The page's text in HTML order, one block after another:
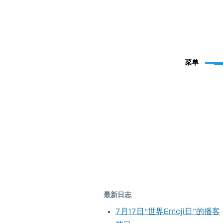
菜单
最新日志
7月17日“世界Emoji日”的播客